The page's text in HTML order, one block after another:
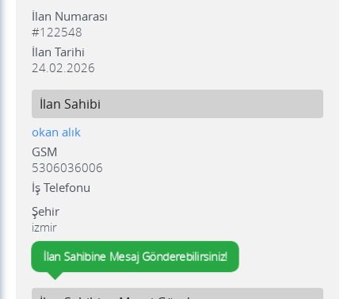
İlan Numarası
#122548
İlan Tarihi
24.02.2026
İlan Sahibi
okan alık
GSM
5306036006
İş Telefonu
Şehir
izmir
İlan Sahibine Mesaj Gönderebilirsiniz!